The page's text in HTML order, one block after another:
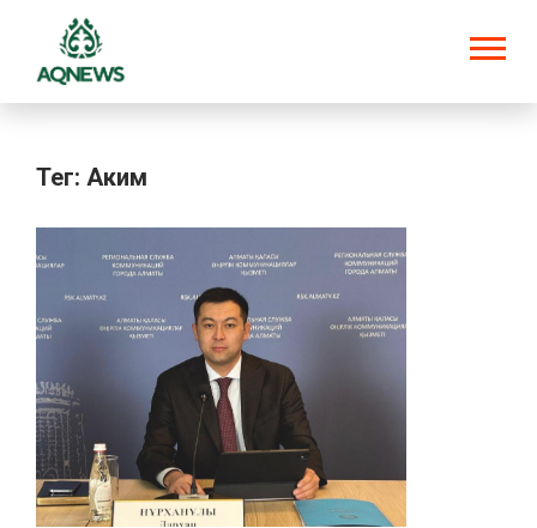
Тег: Аким